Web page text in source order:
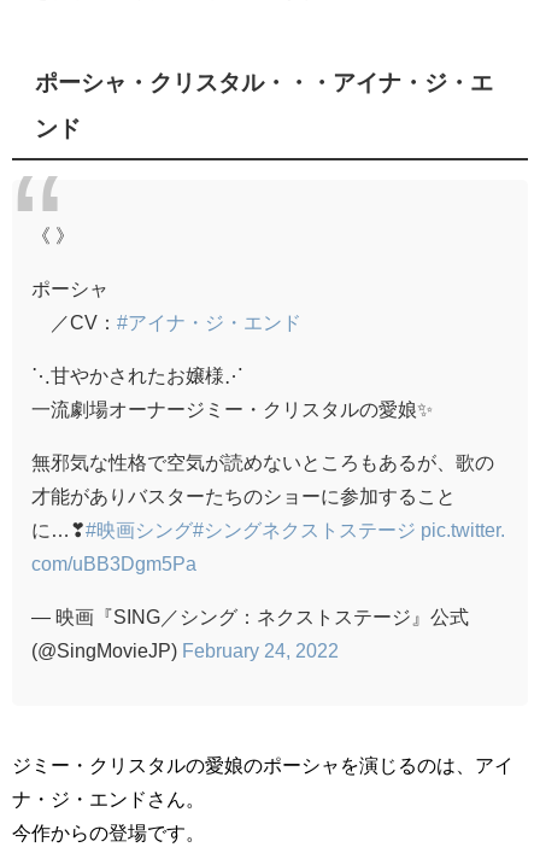
ポーシャ・クリスタル・・・アイナ・ジ・エ
ンド
《 》
ポーシャ
／CV： #アイナ・ジ・エンド
⋱甘やかされたお嬢様⋰
一流劇場オーナージミー・クリスタルの愛娘✨
無邪気な性格で空気が読めないところもあるが、歌の
才能がありバスターたちのショーに参加すること
に…❣#映画シング#シングネクストステージ pic.twitter.
com/uBB3Dgm5Pa
— 映画『SING／シング：ネクストステージ』公式
(@SingMovieJP) February 24, 2022
ジミー・クリスタルの愛娘のポーシャを演じるのは、アイ
ナ・ジ・エンドさん。
今作からの登場です。